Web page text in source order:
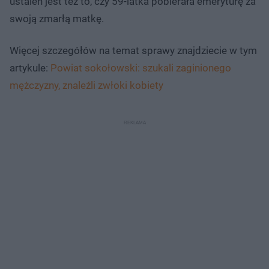
swoją zmarłą matkę.
Więcej szczegółów na temat sprawy znajdziecie w tym
artykule: Powiat sokołowski: szukali zaginionego
mężczyzny, znaleźli zwłoki kobiety